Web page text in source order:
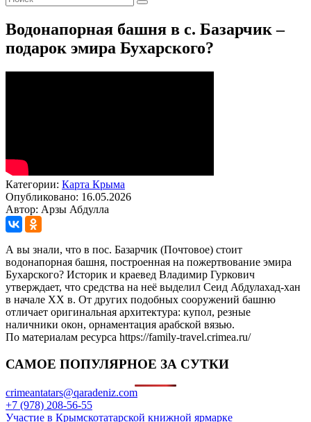
Водонапорная башня в с. Базарчик –
подарок эмира Бухарского?
Категории: Карта Крыма
Опубликовано: 16.05.2026
Автор: Арзы Абдулла
А вы знали, что в пос. Базарчик (Почтовое) стоит
водонапорная башня, построенная на пожертвование эмира
Бухарского? Историк и краевед Владимир Гуркович
утверждает, что средства на неё выделил Сеид Абдулахад-хан
в начале ХХ в. От других подобных сооружений башню
отличает оригинальная архитектура: купол, резные
наличники окон, орнаментация арабской вязью.
По материалам ресурса https://family-travel.crimea.ru/
САМОЕ ПОПУЛЯРНОЕ ЗА СУТКИ
crimeantatars@qaradeniz.com
+7 (978) 208-56-55
Участие в Крымскотатарской книжной ярмарке